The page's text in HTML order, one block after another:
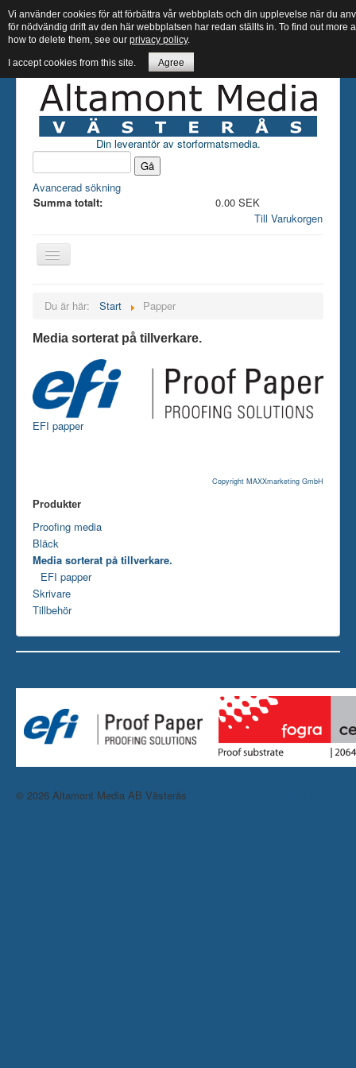
Din leverantör av storformatsmedia.
Avancerad sökning
Summa totalt:
0.00 SEK
Till Varukorgen
Papper
Skrivare
Tillbehör
Kontakt oss
Du är här: Start Papper
Media sorterat på tillverkare.
EFI papper
Copyright MAXXmarketing GmbH
Produkter
Proofing media
Bläck
Media sorterat på tillverkare.
EFI papper
Skrivare
Tillbehör
© 2026 Altamont Media AB Västerås
Vi använder cookies för att förbättra vår webbplats och din upplevelse när du
för nödvändig drift av den här webbplatsen har redan ställts in. To find out more
how to delete them, see our privacy policy.
I accept cookies from this site. Agree